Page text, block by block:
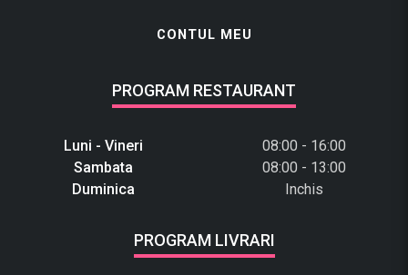
CONTUL MEU
PROGRAM RESTAURANT
Luni - Vineri
08:00 - 16:00
Sambata
08:00 - 13:00
Duminica
Inchis
PROGRAM LIVRARI